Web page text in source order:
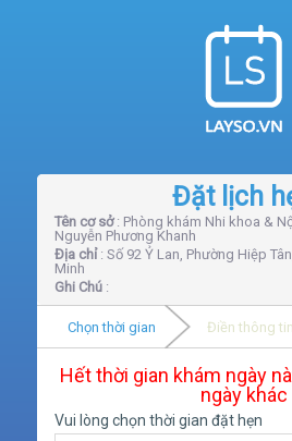
Đặt lịch
Tên cơ sở: Phòng khám Nhi khoa &
Nguyễn Phương Khanh
Địa chỉ: Số 92 Ỷ Lan, Phường Hiệp
Minh
Ghi Chú:
Chọn thời gian Điền thông tin
Hết thời gian khám ngày
ngày khác
Vui lòng chọn thời gian đặt hẹn